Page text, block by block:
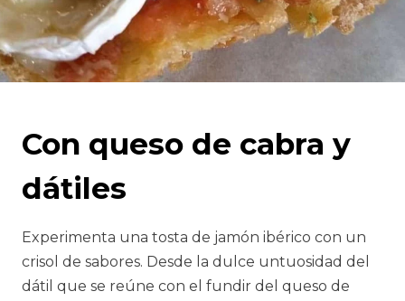
Con queso de cabra y
dátiles
Experimenta una tosta de jamón ibérico con un
crisol de sabores. Desde la dulce untuosidad del
dátil que se reúne con el fundir del queso de